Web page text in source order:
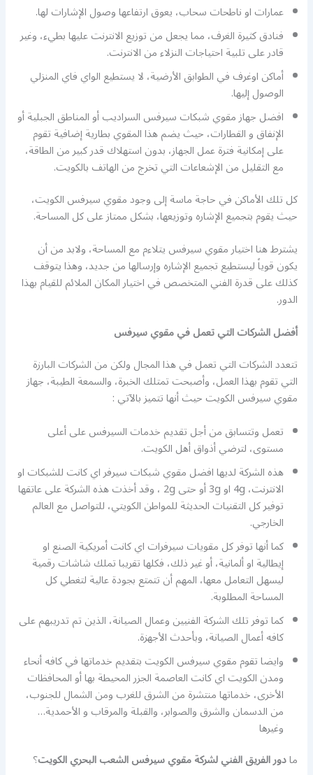
عمارات او ناطحات سحاب، يعوق ارتفاعها وصول الإشارات لها.
فنادق كثيرة الغرف، مما يجعل من توزيع الانترنت عليها بطيء، وغير
قادر على تلبية احتياجات النزلاء من الانترنت.
أماكن اوغرف في الطوابق الأرضية، لا يستطيع الواي فاي المنزلي
الوصول إليها.
افضل جهاز مقوي شبكات سيرفس السراديب أو المناطق الجبلية أو
الإنفاق و القطارات، حيث يضم هذا المقوي بطارية إضافية تقوم
على إمكانية فترة عمل الجهاز، بدون استهلاك قدر كبير من الطاقة،
مع التقليل من الإشعاعات التي تخرج من الهاتف بالكويت.
كل تلك الأماكن في حاجة ماسة إلى وجود مقوي سيرفس الكويت،
حيث يقوم بتجميع الإشاره وتوزيعها، بشكل ممتاز على كل المساحة.
يشترط هنا اختيار مقوي سيرفس يتلاءم مع المساحة، ولابد من أن
يكون قوياً ليستطيع تجميع الإشاره وإرسالها من جديد، وهذا يتوقف
كذلك على قدرة الفني المتخصص في اختيار المكان الملائم للقيام بهذا
الدور.
أفضل الشركات التي تعمل في مقوي سيرفس
تتعدد الشركات التي تعمل في هذا المجال ولكن من الشركات البارزة
التي تقوم بهذا العمل، وأصبحت تمتلك الخبرة، والسمعة الطيبة، جهاز
مقوي سيرفس الكويت حيث أنها تتميز بالآتي :
تعمل وتتسابق من أجل تقديم خدمات السيرفس على أعلى
مستوى، لترضي أذواق أهل الكويت.
هذه الشركة لديها افضل مقوي شبكات سيرفر اي كانت للشبكات او
الانترنت، 4g او 3g أو حتى 2g ، وقد أخذت هذه الشركة على عاتقها
توفير كل التقنيات الحديثة للمواطن الكويتي، للتواصل مع العالم
الخارجي.
كما أنها توفر كل مقويات سيرفرات اي كانت أمريكية الصنع او
إيطالية او ألمانية، أو غير ذلك، فكلها تقريبا تملك شاشات رقمية
ليسهل التعامل معها، المهم أن تتمتع بجودة عالية لتغطي كل
المساحة المطلوبة.
كما توفر تلك الشركة الفنيين وعمال الصيانة، الذين تم تدريبهم على
كافه أعمال الصيانة، وبأحدث الأجهزة.
وايضا تقوم مقوي سيرفس الكويت بتقديم خدماتها في كافه أنحاء
ومدن الكويت اي كانت العاصمة الجزر المحيطة بها أو المحافظات
الأخرى، خدماتها منتشرة من الشرق للغرب ومن الشمال للجنوب،
من الدسمان والشرق والصوابر، والقبلة والمرقاب و الأحمدية…
وغيرها
مادور الفريق الفني لشركة مقوي سيرفس الشعب البحري الكويت؟